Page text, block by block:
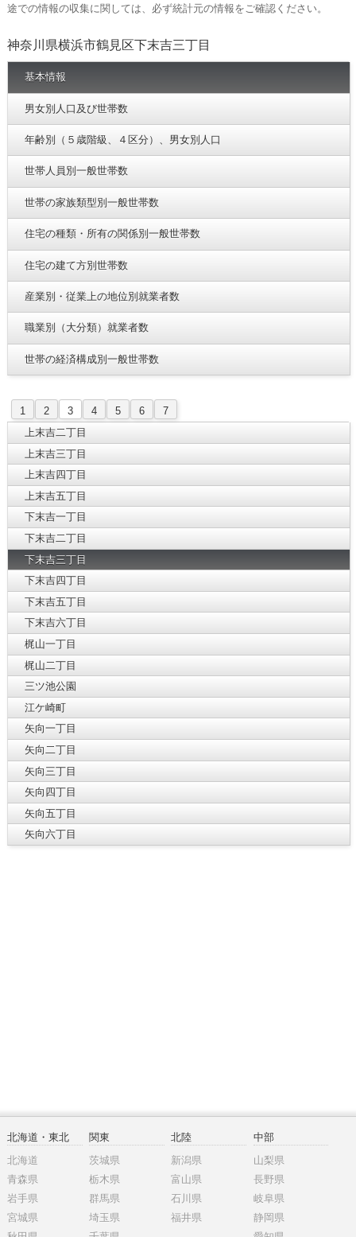
途での情報の収集に関しては、必ず統計元の情報をご確認ください。
神奈川県横浜市鶴見区下末吉三丁目
基本情報
男女別人口及び世帯数
年齢別（５歳階級、４区分）、男女別人口
世帯人員別一般世帯数
世帯の家族類型別一般世帯数
住宅の種類・所有の関係別一般世帯数
住宅の建て方別世帯数
産業別・従業上の地位別就業者数
職業別（大分類）就業者数
世帯の経済構成別一般世帯数
1 2 3 4 5 6
7
上末吉二丁目
上末吉三丁目
上末吉四丁目
上末吉五丁目
下末吉一丁目
下末吉二丁目
下末吉三丁目
下末吉四丁目
下末吉五丁目
下末吉六丁目
梶山一丁目
梶山二丁目
三ツ池公園
江ケ崎町
矢向一丁目
矢向二丁目
矢向三丁目
矢向四丁目
矢向五丁目
矢向六丁目
北海道・東北
北海道
青森県
岩手県
宮城県
関東
茨城県
栃木県
群馬県
埼玉県
北陸
新潟県
富山県
石川県
福井県
中部
山梨県
長野県
岐阜県
静岡県